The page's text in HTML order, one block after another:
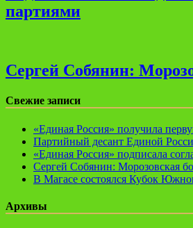
партиями
Сергей Собянин:
Свежие записи
«Единая Россия» получила
Партийный десант Единой
«Единая Россия» подписала
Сергей Собянин: Морозовская
В Магасе состоялся Кубок
Архивы